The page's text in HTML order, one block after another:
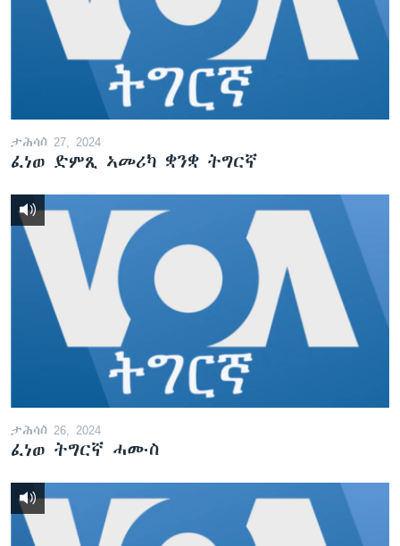
ቂሔ ጽልሚ
ቋንቋታት
ታሕሳስ 27, 2024
ፈነወ ድምጺ ኣመሪካ ቋንቋ ትግርኛ
ታሕሳስ 26, 2024
ፈነወ ትግርኛ ሓሙስ